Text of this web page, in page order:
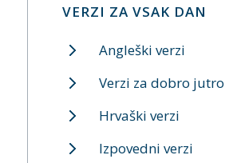
VERZI ZA VSAK DAN
Angleški verzi
Verzi za dobro jutro
Hrvaški verzi
Izpovedni verzi